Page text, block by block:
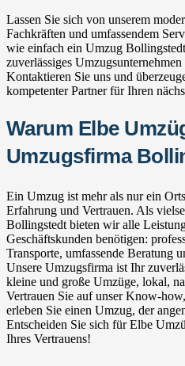
Lassen Sie sich von unserem
Fachkräften und umfassendem
wie einfach ein Umzug
zuverlässiges
Kontaktieren Sie uns und
kompetenter Partner für Ihren
Warum Elbe
Umzugsfirma
Ein Umzug ist mehr als nur ein
Erfahrung und Vertrauen. Als
Bollingstedt bieten wir alle
Geschäftskunden benötigen:
Transporte, umfassende Beratung
Unsere Umzugsfirma ist Ihr
kleine und große Umzüge, lokal,
Vertrauen Sie auf unser Know-
erleben Sie einen Umzug, der
Entscheiden Sie sich für Elbe
Ihres Vertrauens!